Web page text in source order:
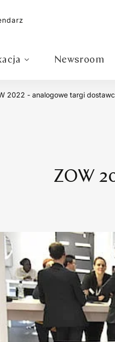
Newsroom
2022 - analogowe targi
ZOW